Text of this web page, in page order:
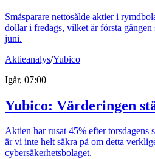
Småsparare nettosålde aktier i
dollar i fredags, vilket är första gången
juni.
Aktieanalys/Yubico
Igår, 07:00
Yubico: Värderingen
Aktien har rusat 45% efter torsdagens
är vi inte helt säkra på om detta
cybersäkerhetsbolaget.